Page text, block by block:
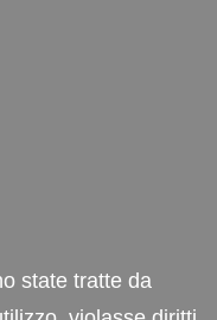
state tratte da